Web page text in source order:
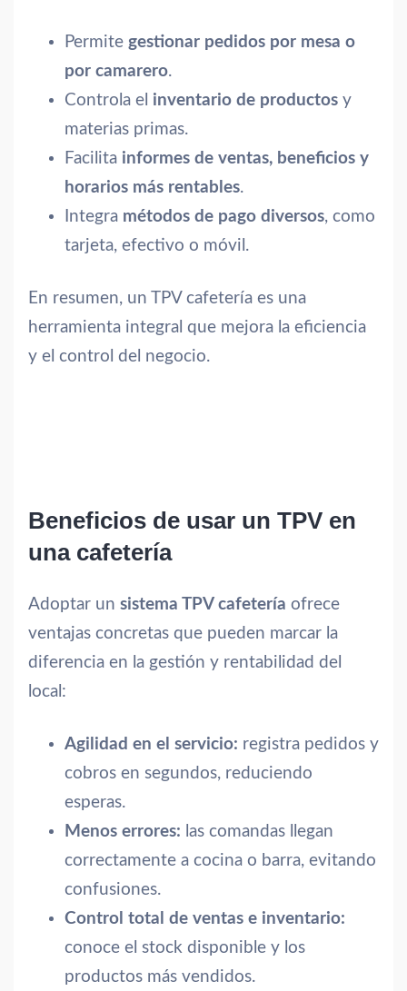
Permite gestionar pedidos por mesa o
por camarero.
Controla el inventario de productos y
materias primas.
Facilita informes de ventas, beneficios y
horarios más rentables.
Integra métodos de pago diversos, como
tarjeta, efectivo o móvil.
En resumen, un TPV cafetería es una
herramienta integral que mejora la eficiencia
y el control del negocio.
Beneficios de usar un TPV en
una cafetería
Adoptar un sistema TPV cafetería ofrece
ventajas concretas que pueden marcar la
diferencia en la gestión y rentabilidad del
local:
Agilidad en el servicio: registra pedidos y
cobros en segundos, reduciendo
esperas.
Menos errores: las comandas llegan
correctamente a cocina o barra, evitando
confusiones.
Control total de ventas e inventario:
conoce el stock disponible y los
productos más vendidos.